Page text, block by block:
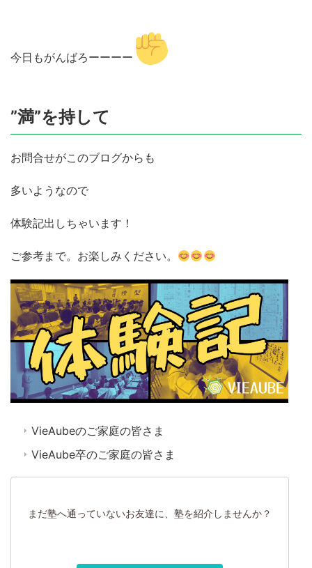
今日もがんばろーーーー
”満”を持して
お問合せがこのブログからも
多いようなので
体験記出しちゃいます！
ご参考まで。お楽しみください。
VieAubeのご家庭の皆さま
VieAube卒のご家庭の皆さま
まだ塾へ通っていないお友達に、塾を紹介しませんか？